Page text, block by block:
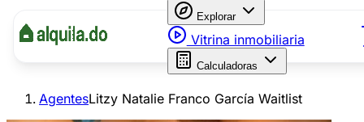
Explorar
Vitrina inmobiliaria
Calculadoras
AgentesLitzy Natalie Franco García Waitlist